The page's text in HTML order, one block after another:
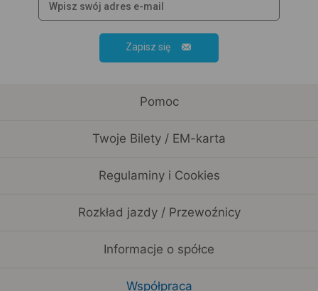
Zapisz się
Pomoc
Twoje Bilety / EM-karta
Regulaminy i Cookies
Rozkład jazdy / Przewoźnicy
Informacje o spółce
Współpraca